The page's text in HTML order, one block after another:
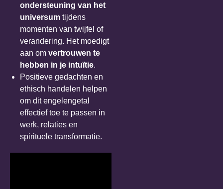
ondersteuning van het
universum tijdens
momenten van twijfel of
verandering. Het moedigt
aan om vertrouwen te
hebben in je intuïtie.
Positieve gedachten en
ethisch handelen helpen
om dit engelengetal
effectief toe te passen in
werk, relaties en
spirituele transformatie.